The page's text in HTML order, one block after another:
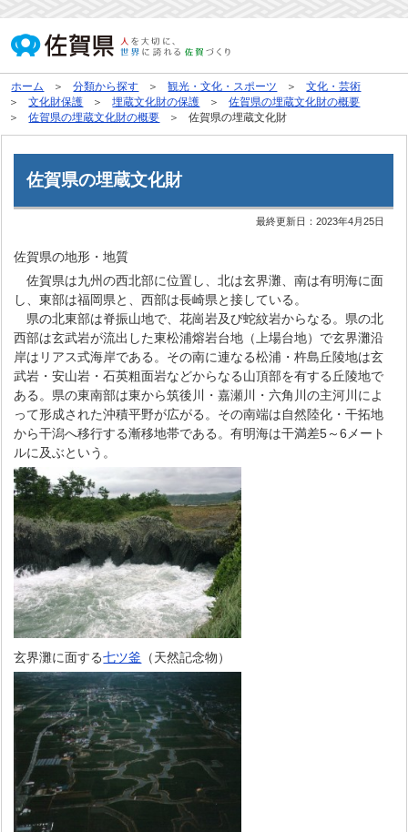
ホーム 分類から探す 観光・文化・スポーツ
文化・芸術
文化財保護
埋蔵文化財の保護
佐賀県の埋蔵文化財の概要
佐賀県の埋蔵文化財の概要
佐賀県の埋蔵文化財
佐賀県の埋蔵文化財
最終更新日：2023年4月25日
佐賀県の地形・地質
佐賀県は九州の西北部に位置し、北は玄界灘、南は有明海に面
し、東部は福岡県と、西部は長崎県と接している。
県の北東部は脊振山地で、花崗岩及び蛇紋岩からなる。県の北
西部は玄武岩が流出した東松浦熔岩台地（上場台地）で玄界灘沿
岸はリアス式海岸である。その南に連なる松浦・杵島丘陵地は玄
武岩・安山岩・石英粗面岩などからなる山頂部を有する丘陵地で
ある。県の東南部は東から筑後川・嘉瀬川・六角川の主河川によ
って形成された沖積平野が広がる。その南端は自然陸化・干拓地
から干潟へ移行する漸移地帯である。有明海は干満差5～6メート
ルに及ぶという。
玄界灘に面する七ツ釜 （天然記念物）